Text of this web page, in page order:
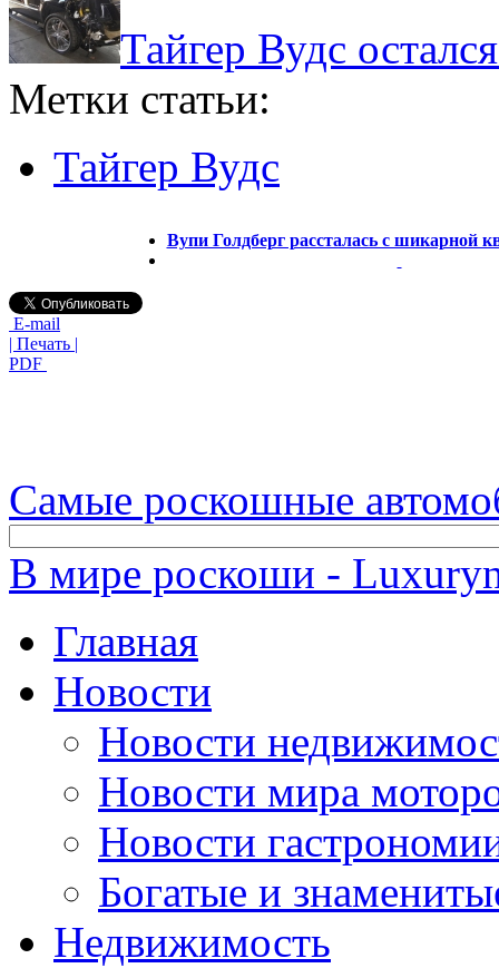
Тайгер Вудс
Метки статьи:
Тайгер Вудс
Вупи Голдберг рассталась с шикарной
E-mail
| Печать |
PDF
Самые роскошные
В мире роскоши -
Главная
Новости
Новости
Новости мира
Новости
Богатые и
Недвижимость